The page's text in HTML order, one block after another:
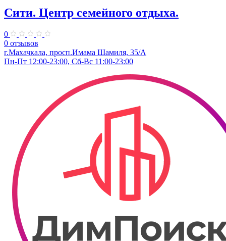
Сити. Центр семейного отдыха.
0
0 отзывов
г.Махачкала, ​просп.Имама Шамиля, 35/А
Пн-Пт 12:00-23:00, Сб-Вс 11:00-23:00